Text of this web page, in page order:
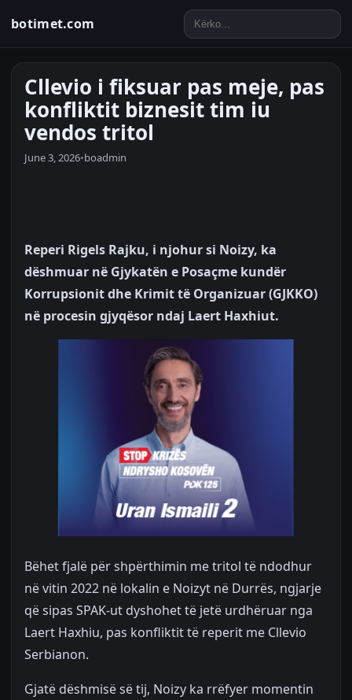
botimet.com
Cllevio i fiksuar pas meje, pas
konfliktit biznesit tim iu
vendos tritol
June 3, 2026•boadmin
Reperi Rigels Rajku, i njohur si Noizy, ka
dëshmuar në Gjykatën e Posaçme kundër
Korrupsionit dhe Krimit të Organizuar (GJKKO)
në procesin gjyqësor ndaj Laert Haxhiut.
Bëhet fjalë për shpërthimin me tritol të ndodhur
në vitin 2022 në lokalin e Noizyt në Durrës, ngjarje
që sipas SPAK-ut dyshohet të jetë urdhëruar nga
Laert Haxhiu, pas konfliktit të reperit me Cllevio
Serbianon.
Gjatë dëshmisë së tij, Noizy ka rrëfyer momentin